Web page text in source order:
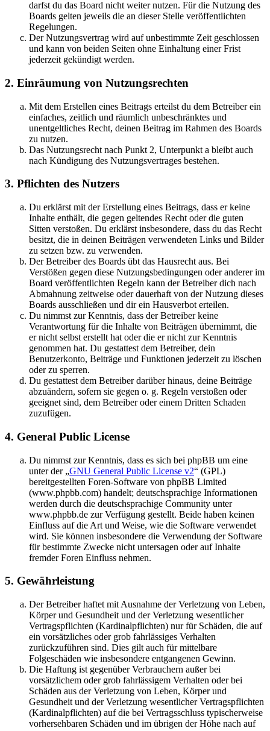
darfst du das Board nicht weiter nutzen. Für die Nutzung des
Boards gelten jeweils die an dieser Stelle veröffentlichten
Regelungen.
Der Nutzungsvertrag wird auf unbestimmte Zeit geschlossen
und kann von beiden Seiten ohne Einhaltung einer Frist
jederzeit gekündigt werden.
2. Einräumung von Nutzungsrechten
Mit dem Erstellen eines Beitrags erteilst du dem Betreiber ein
einfaches, zeitlich und räumlich unbeschränktes und
unentgeltliches Recht, deinen Beitrag im Rahmen des Boards
zu nutzen.
Das Nutzungsrecht nach Punkt 2, Unterpunkt a bleibt auch
nach Kündigung des Nutzungsvertrages bestehen.
3. Pflichten des Nutzers
Du erklärst mit der Erstellung eines Beitrags, dass er keine
Inhalte enthält, die gegen geltendes Recht oder die guten
Sitten verstoßen. Du erklärst insbesondere, dass du das Recht
besitzt, die in deinen Beiträgen verwendeten Links und Bilder
zu setzen bzw. zu verwenden.
Der Betreiber des Boards übt das Hausrecht aus. Bei
Verstößen gegen diese Nutzungsbedingungen oder anderer im
Board veröffentlichten Regeln kann der Betreiber dich nach
Abmahnung zeitweise oder dauerhaft von der Nutzung dieses
Boards ausschließen und dir ein Hausverbot erteilen.
Du nimmst zur Kenntnis, dass der Betreiber keine
Verantwortung für die Inhalte von Beiträgen übernimmt, die
er nicht selbst erstellt hat oder die er nicht zur Kenntnis
genommen hat. Du gestattest dem Betreiber, dein
Benutzerkonto, Beiträge und Funktionen jederzeit zu löschen
oder zu sperren.
Du gestattest dem Betreiber darüber hinaus, deine Beiträge
abzuändern, sofern sie gegen o. g. Regeln verstoßen oder
geeignet sind, dem Betreiber oder einem Dritten Schaden
zuzufügen.
4. General Public License
Du nimmst zur Kenntnis, dass es sich bei phpBB um eine
unter der „GNU General Public License v2“ (GPL)
bereitgestellten Foren-Software von phpBB Limited
(www.phpbb.com) handelt; deutschsprachige Informationen
werden durch die deutschsprachige Community unter
www.phpbb.de zur Verfügung gestellt. Beide haben keinen
Einfluss auf die Art und Weise, wie die Software verwendet
wird. Sie können insbesondere die Verwendung der Software
für bestimmte Zwecke nicht untersagen oder auf Inhalte
fremder Foren Einfluss nehmen.
5. Gewährleistung
Der Betreiber haftet mit Ausnahme der Verletzung von Leben,
Körper und Gesundheit und der Verletzung wesentlicher
Vertragspflichten (Kardinalpflichten) nur für Schäden, die auf
ein vorsätzliches oder grob fahrlässiges Verhalten
zurückzuführen sind. Dies gilt auch für mittelbare
Folgeschäden wie insbesondere entgangenen Gewinn.
Die Haftung ist gegenüber Verbrauchern außer bei
vorsätzlichem oder grob fahrlässigem Verhalten oder bei
Schäden aus der Verletzung von Leben, Körper und
Gesundheit und der Verletzung wesentlicher Vertragspflichten
(Kardinalpflichten) auf die bei Vertragsschluss typischerweise
vorhersehbaren Schäden und im übrigen der Höhe nach auf